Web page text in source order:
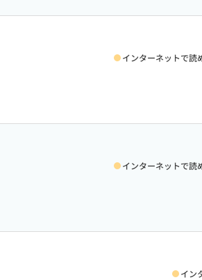
インターネットで読
インターネットで読
イン